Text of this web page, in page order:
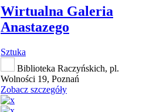
Wirtualna Galeria
Anastazego
Sztuka
Biblioteka Raczyńskich, pl.
Wolności 19, Poznań
Zobacz szczegóły